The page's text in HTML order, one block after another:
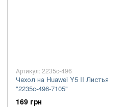
Артикул: 2235c-496
Чехол на Huawei Y5 II Листья
"2235c-496-7105"
169 грн